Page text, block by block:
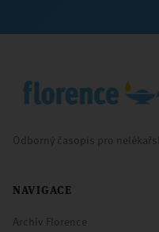
Odborný časopis pro
NAVIGACE
Archiv Florence